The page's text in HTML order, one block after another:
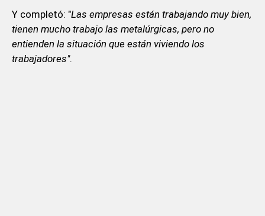
Y completó: "Las empresas están trabajando muy bien,
tienen mucho trabajo las metalúrgicas, pero no
entienden la situación que están viviendo los
trabajadores".